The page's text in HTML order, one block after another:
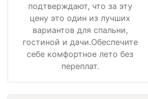
подтверждают, что за эту
цену это один из лучших
вариантов для спальни,
гостиной и дачи.Обеспечите
себе комфортное лето без
переплат.